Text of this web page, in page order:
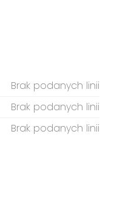
Brak podanych linii
Brak podanych linii
Brak podanych linii